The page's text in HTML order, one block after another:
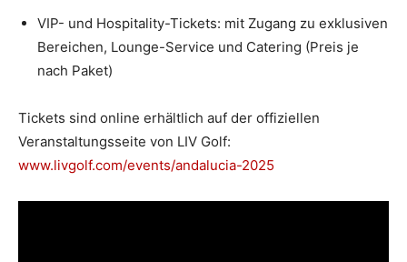
VIP- und Hospitality-Tickets: mit Zugang zu exklusiven
Bereichen, Lounge-Service und Catering (Preis je
nach Paket)
Tickets sind online erhältlich auf der offiziellen
Veranstaltungsseite von LIV Golf:
www.livgolf.com/events/andalucia-2025